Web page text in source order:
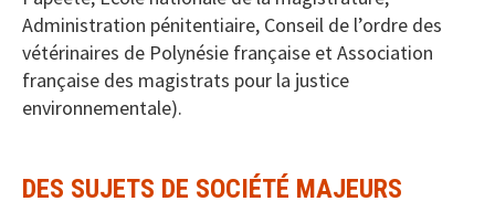
Administration pénitentiaire, Conseil de l’ordre des
vétérinaires de Polynésie française et Association
française des magistrats pour la justice
environnementale).
DES SUJETS DE SOCIÉTÉ MAJEURS